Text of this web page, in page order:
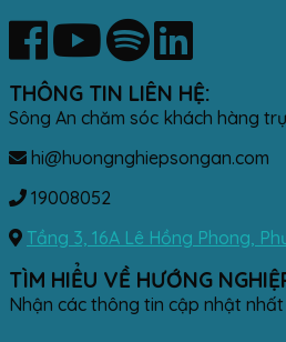
THÔNG TIN LIÊN HỆ:
Sông An chăm sóc khách hàng
hi@huongnghiepsongan.com
19008052
Tầng 3, 16A Lê Hồng Phong,
TÌM HIỂU VỀ HƯỚNG
Nhận các thông tin cập nhật